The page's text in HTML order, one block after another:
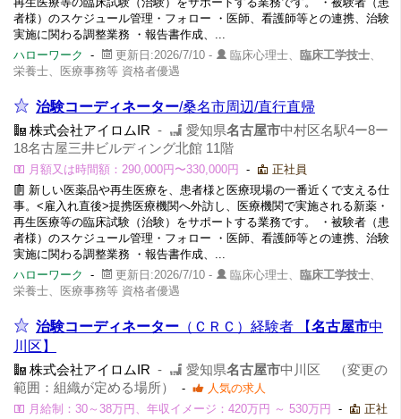
者様）のスケジュール管理・フォロー ・医師、看護師等との連携、治験
実施に関わる調整業務 ・報告書作成、...
ハローワーク
- 更新日:2026/7/10 - 臨床心理士、 臨床工学技士
栄養士、医療事務等 資格者優遇
治験コーディネーター/桑名市周辺/直行直帰
株式会社アイロムIR - 愛知県名古屋市中村区名駅4ー8ー
18名古屋三井ビルディング北館 11階
月額又は時間額：290,000円〜330,000円 -
正社員
新しい医薬品や再生医療を、患者様と医療現場の一番近くで支える仕
事。<雇入れ直後>提携医療機関へ外訪し、医療機関で実施される新薬・
再生医療等の臨床試験（治験）をサポートする業務です。 ・被験者（患
者様）のスケジュール管理・フォロー ・医師、看護師等との連携、治験
実施に関わる調整業務 ・報告書作成、...
ハローワーク
- 更新日:2026/7/10 - 臨床心理士、 臨床工学技士
栄養士、医療事務等 資格者優遇
治験コーディネーター （ＣＲＣ）経験者 【名古屋市中
川区】
株式会社アイロムIR - 愛知県名古屋市中川区 （変更の
範囲：組織が定める場所）
-
人気の求人
月給制：30～38万円、年収イメージ：420万円 ～ 530万円
-
正社